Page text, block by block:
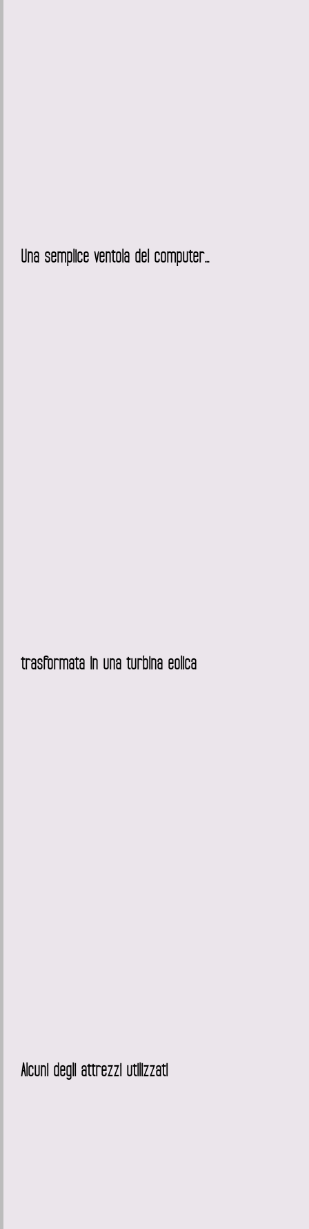
Una semplice ventola del computer…
trasformata in una turbina eolica
Alcuni degli attrezzi utilizzati